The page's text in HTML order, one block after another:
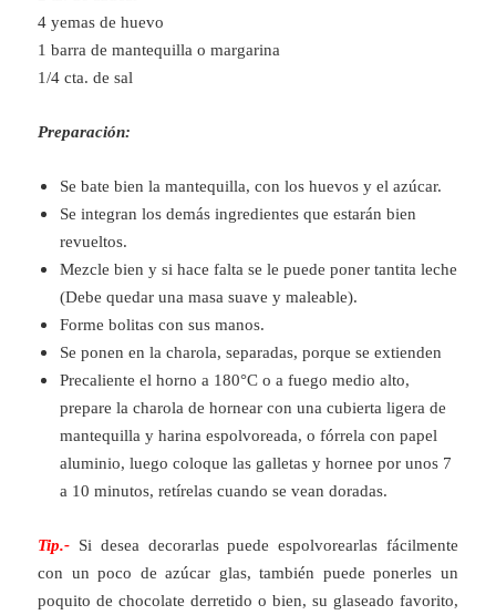
4 yemas de huevo
1 barra de mantequilla o margarina
1/4 cta. de sal
Preparación:
Se bate bien la mantequilla, con los huevos y el azúcar.
Se integran los demás ingredientes que estarán bien
revueltos.
Mezcle bien y si hace falta se le puede poner tantita leche
(Debe quedar una masa suave y maleable).
Forme bolitas con sus manos.
Se ponen en la charola, separadas, porque se extienden
Precaliente el horno a 180°C o a fuego medio alto,
prepare la charola de hornear con una cubierta ligera de
mantequilla y harina espolvoreada, o fórrela con papel
aluminio, luego coloque las galletas y hornee por unos 7
a 10 minutos, retírelas cuando se vean doradas.
Tip.- Si desea decorarlas puede espolvorearlas fácilmente
con un poco de azúcar glas, también puede ponerles un
poquito de chocolate derretido o bien, su glaseado favorito,